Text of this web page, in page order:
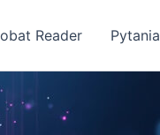
Reader